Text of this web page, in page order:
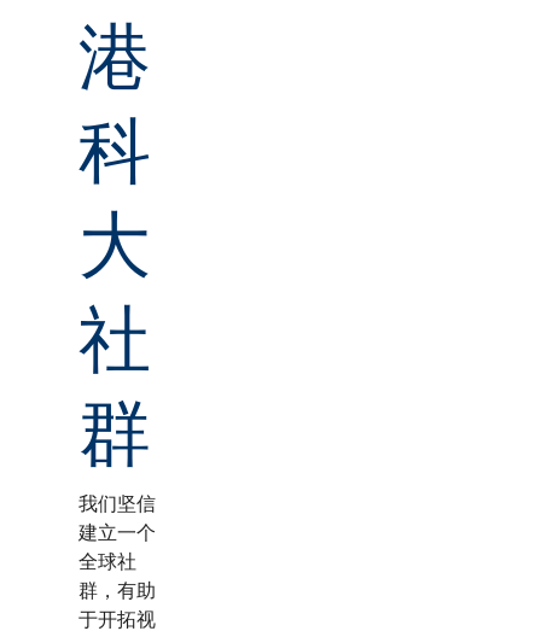
港
科
大
社
群
我们坚信
建立一个
全球社
群，有助
于开拓视